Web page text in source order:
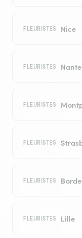
FLEURISTES Nice
FLEURISTES
FLEURISTES
FLEURISTES
FLEURISTES
FLEURISTES Lille